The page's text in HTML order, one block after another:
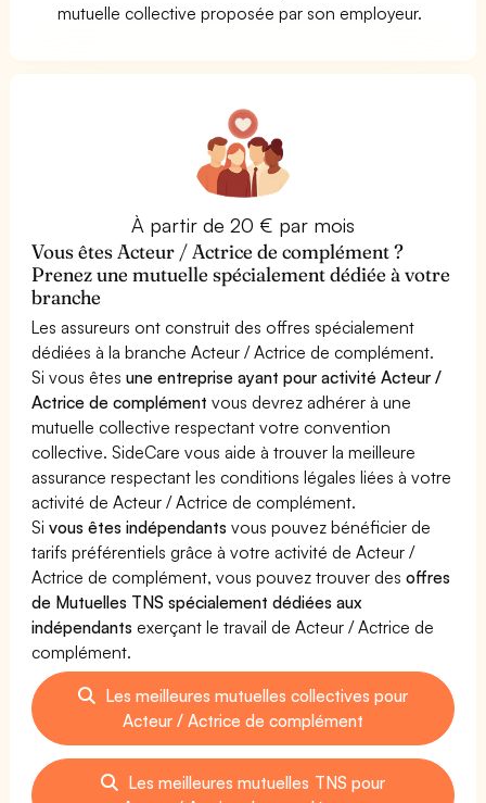
mutuelle collective proposée par son employeur.
À partir de 20 € par mois
Vous êtes Acteur / Actrice de complément ?
Prenez une mutuelle spécialement dédiée à votre
branche
Les assureurs ont construit des offres spécialement
dédiées à la branche Acteur / Actrice de complément.
Si vous êtesune entreprise ayant pour activité Acteur /
Actrice de complément vous devrez adhérer à une
mutuelle collective respectant votre convention
collective. SideCare vous aide à trouver la meilleure
assurance respectant les conditions légales liées à votre
activité de Acteur / Actrice de complément.
Sivous êtes indépendants vous pouvez bénéficier de
tarifs préférentiels grâce à votre activité de Acteur /
Actrice de complément, vous pouvez trouver desoffres
de Mutuelles TNS spécialement dédiées aux
indépendants exerçant le travail de Acteur / Actrice de
complément.
Les meilleures mutuelles collectives pour
Acteur / Actrice de complément
Les meilleures mutuelles TNS pour